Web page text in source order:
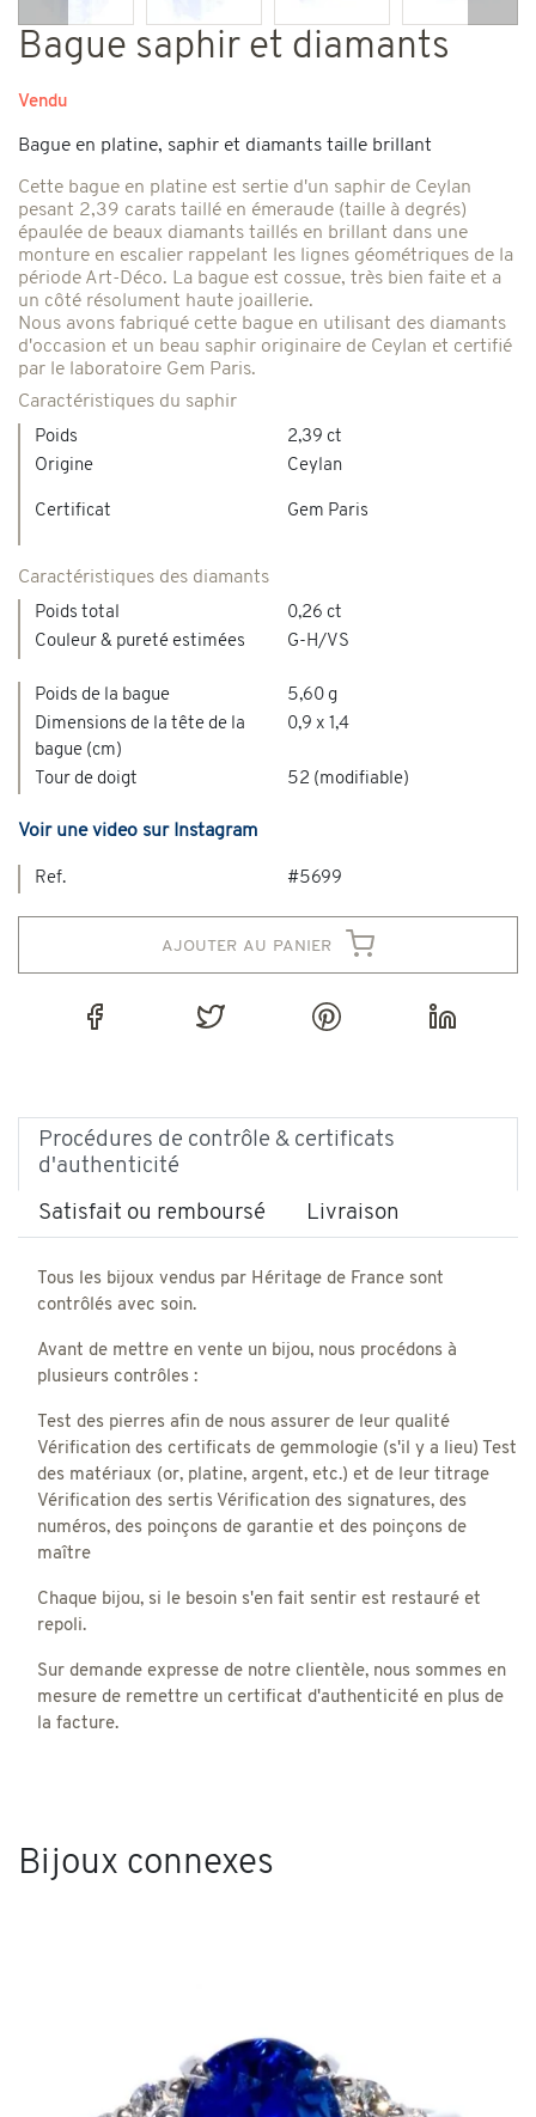
Bague saphir et diamants
Vendu
Bague en platine, saphir et diamants taille brillant
Cette bague en platine est sertie d'un saphir de Ceylan
pesant 2,39 carats taillé en émeraude (taille à degrés)
épaulée de beaux diamants taillés en brillant dans une
monture en escalier rappelant les lignes géométriques de la
période Art-Déco. La bague est cossue, très bien faite et a
un côté résolument haute joaillerie.
Nous avons fabriqué cette bague en utilisant des diamants
d'occasion et un beau saphir originaire de Ceylan et certifié
par le laboratoire Gem Paris.
Caractéristiques du saphir
Poids
2,39 ct
Origine
Certificat
Ceylan
Gem Paris
Caractéristiques des diamants
Poids total
0,26 ct
Couleur & pureté estimées
G-H/VS
Poids de la bague
5,60 g
Dimensions de la tête de la
bague (cm)
0,9 x 1,4
Tour de doigt 52 (modifiable)
Voir une video sur Instagram
Ref. #5699
ajouter au panier
Procédures de contrôle & certificats
d'authenticité
Satisfait ou remboursé Livraison
Tous les bijoux vendus par Héritage de France sont
contrôlés avec soin.
Avant de mettre en vente un bijou, nous procédons à
plusieurs contrôles :
Test des pierres afin de nous assurer de leur qualité
Vérification des certificats de gemmologie (s'il y a lieu) Test
des matériaux (or, platine, argent, etc.) et de leur titrage
Vérification des sertis Vérification des signatures, des
numéros, des poinçons de garantie et des poinçons de
maître
Chaque bijou, si le besoin s'en fait sentir est restauré et
repoli.
Sur demande expresse de notre clientèle, nous sommes en
mesure de remettre un certificat d'authenticité en plus de
la facture.
Bijoux connexes